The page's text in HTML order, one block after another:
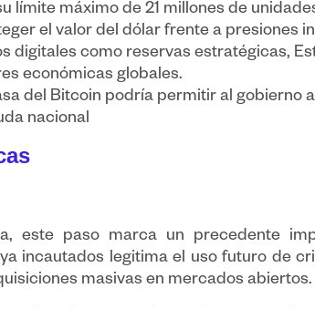
límite máximo de 21 millones de
el valor del dólar frente a presiones
digitales como reservas estratégicas,
económicas globales.
del Bitcoin podría permitir al gobierno
nacional
este paso marca un precedente
incautados legitima el uso futuro de
masivas en mercados abiertos.